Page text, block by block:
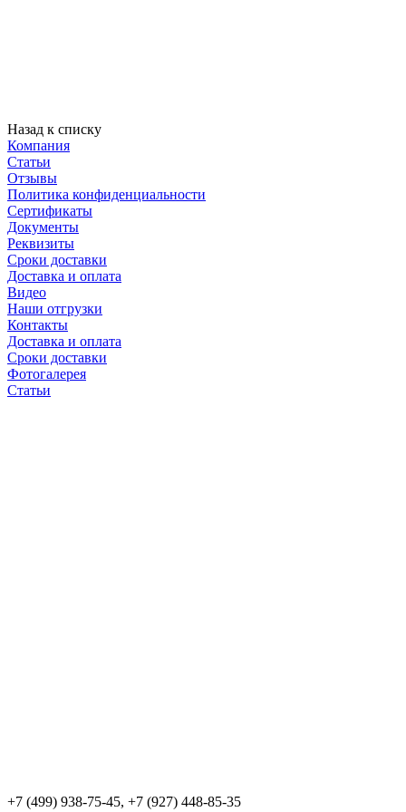
Назад к списку
Компания
Статьи
Отзывы
Политика конфиденциальности
Сертификаты
Документы
Реквизиты
Сроки доставки
Доставка и оплата
Видео
Наши отгрузки
Контакты
Доставка и оплата
Сроки доставки
Фотогалерея
Статьи
+7 (499) 938-75-45, +7 (927) 448-85-35